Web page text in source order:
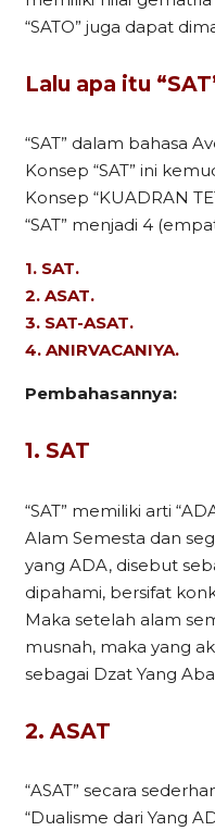
“SATO” juga dapat
Lalu apa itu
“SAT” dalam bahasa
Konsep “SAT” ini
Konsep “KUADRAN
“SAT” menjadi 4
1. SAT.
2. ASAT.
3. SAT-ASAT.
4. ANIRVACANIYA.
Pembahasannya:
1. SAT
“SAT” memiliki arti
Alam Semesta dan
yang ADA, disebut
dipahami, bersifat
Maka setelah alam
musnah, maka yang
sebagai Dzat Yang
2. ASAT
“ASAT” secara
“Dualisme dari Yang